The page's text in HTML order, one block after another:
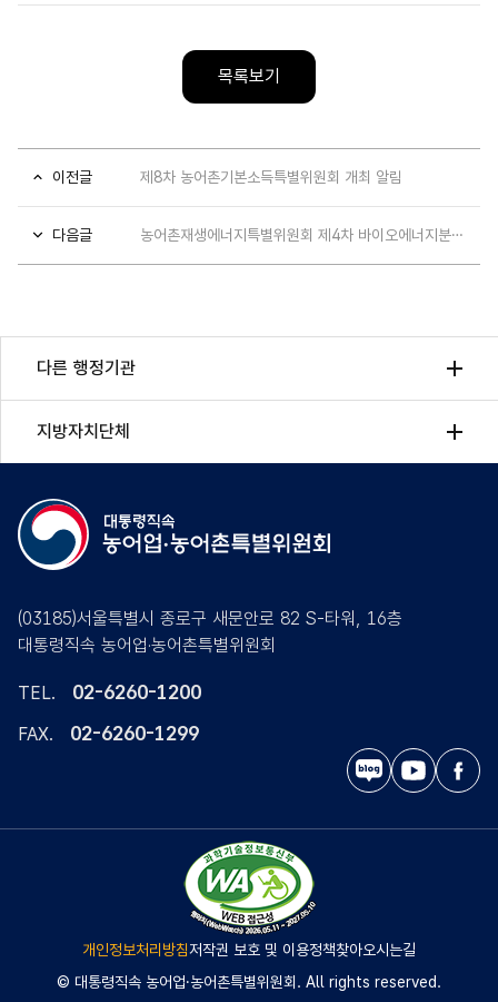
목록보기
이전글 제8차 농어촌기본소득특별위원회 개최 알림
다음글 농어촌재생에너지특별위원회 제4차 바이오에너지분과 회의 개최 알림
다른 행정기관
지방자치단체
(03185)서울특별시 종로구 새문안로 82 S-타워, 16층
대통령직속 농어업·농어촌특별위원회
TEL. 02-6260-1200
FAX. 02-6260-1299
블
로
유
튜
페
이
개인정보처리방침저작권 보호 및 이용정책찾아오시는길
© 대통령직속 농어업·농어촌특별위원회. All rights reserved.